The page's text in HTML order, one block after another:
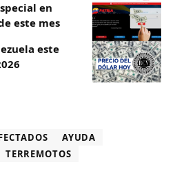
en
este mes
este
AYUDA
TERREMOTOS